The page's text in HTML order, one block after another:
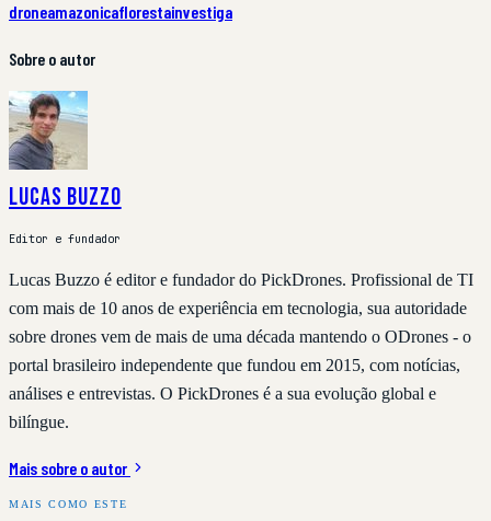
droneamazonicaflorestainvestiga
Sobre o autor
Lucas Buzzo
Editor e fundador
Lucas Buzzo é editor e fundador do PickDrones. Profissional de TI
com mais de 10 anos de experiência em tecnologia, sua autoridade
sobre drones vem de mais de uma década mantendo o ODrones - o
portal brasileiro independente que fundou em 2015, com notícias,
análises e entrevistas. O PickDrones é a sua evolução global e
bilíngue.
Mais sobre o autor
MAIS COMO ESTE